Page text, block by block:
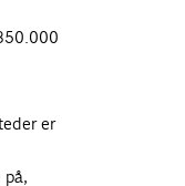
er